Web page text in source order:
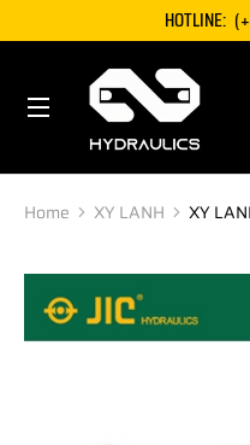
HOTLINE:
You are here:
Home XY LANH XY